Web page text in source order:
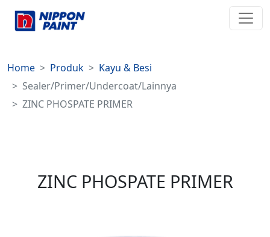
Home Produk
Kayu & Besi
Sealer/Primer/Undercoat/Lainnya
ZINC PHOSPATE PRIMER
ZINC PHOSPATE PRIMER